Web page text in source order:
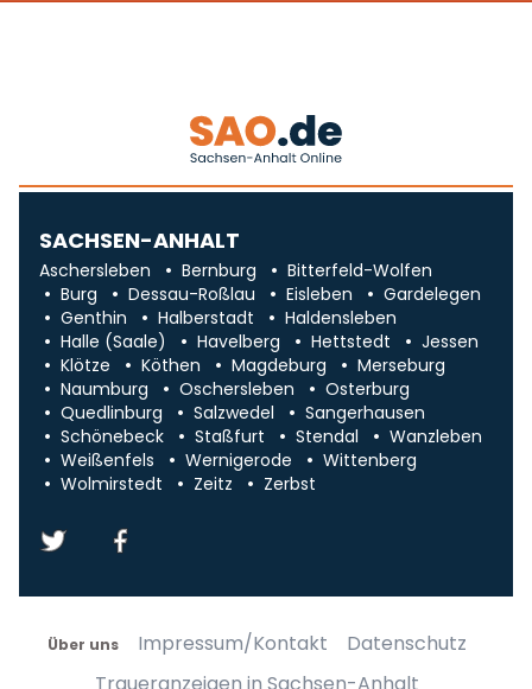
SACHSEN-ANHALT
Aschersleben Bernburg
Bitterfeld-Wolfen
Burg
Dessau-Roßlau Eisleben
Gardelegen
Genthin
Halberstadt
Haldensleben
Halle (Saale)
Havelberg Hettstedt
Jessen
Klötze
Köthen Magdeburg
Merseburg
Naumburg
Oschersleben
Osterburg
Quedlinburg
Salzwedel
Sangerhausen
Schönebeck
Staßfurt Stendal
Wanzleben
Weißenfels
Wernigerode
Wittenberg
Wolmirstedt
Zeitz Zerbst
Über uns Impressum/Kontakt
Datenschutz